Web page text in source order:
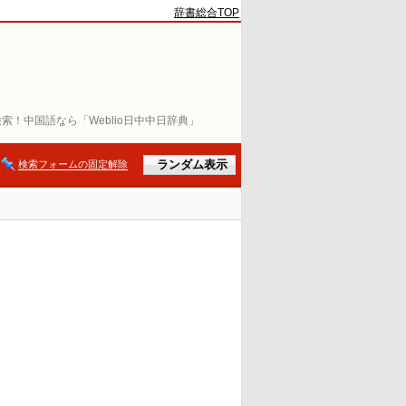
！中国語なら「Weblio日中中日辞典」
辞書総合TOP
検索フォームの固定解除